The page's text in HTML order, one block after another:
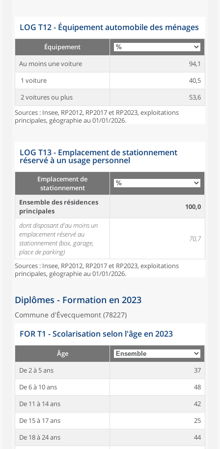
LOG T12 - Équipement automobile des ménages
Équipement
Au moins une voiture
94,1
1 voiture
40,5
2 voitures ou plus
53,6
Sources : Insee, RP2012, RP2017 et RP2023, exploitations
principales, géographie au 01/01/2026.
LOG T13 - Emplacement de stationnement
réservé à un usage personnel
Emplacement de
stationnement
Ensemble des résidences
principales
100,0
dont disposant d'au moins un
emplacement réservé au
stationnement (box, garage,
place de parking)
70,7
Sources : Insee, RP2012, RP2017 et RP2023, exploitations
principales, géographie au 01/01/2026.
Diplômes - Formation en 2023
Commune d'Évecquemont (78227)
FOR T1 - Scolarisation selon l'âge en 2023
Âge
De 2 à 5 ans
37
De 6 à 10 ans
48
De 11 à 14 ans
42
De 15 à 17 ans
25
De 18 à 24 ans
44